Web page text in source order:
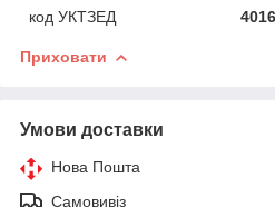
код УКТЗЕД
Приховати
Умови доставки
Нова Пошта
Самовивіз